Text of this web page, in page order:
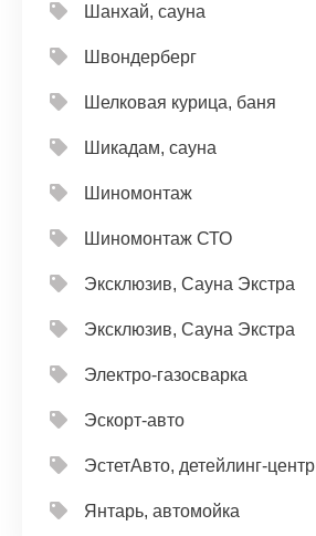
Шанхай, сауна
Швондерберг
Шелковая курица, баня
Шикадам, сауна
Шиномонтаж
Шиномонтаж СТО
Эксклюзив, Сауна Экстра
Эксклюзив, Сауна Экстра
Электро-газосварка
Эскорт-авто
ЭстетАвто, детейлинг-центр
Янтарь, автомойка